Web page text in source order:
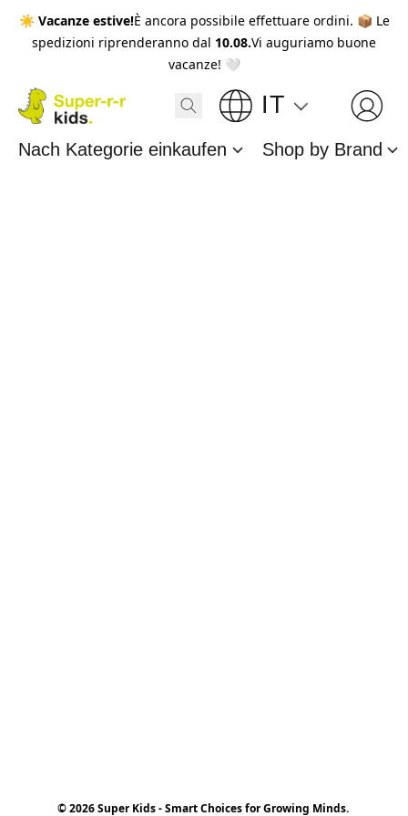
☀️ Vacanze estive!È ancora possibile effettuare ordini. 📦 Le
spedizioni riprenderanno dal 10.08.Vi auguriamo buone
vacanze! 🤍
IT
Nach Kategorie einkaufen Shop by Brand
© 2026 Super Kids - Smart Choices for Growing Minds.